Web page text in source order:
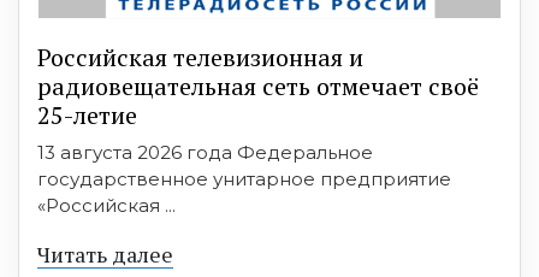
Российская телевизионная и
радиовещательная сеть отмечает своё
25-летие
13 августа 2026 года Федеральное
государственное унитарное предприятие
«Российская ...
Читать далее